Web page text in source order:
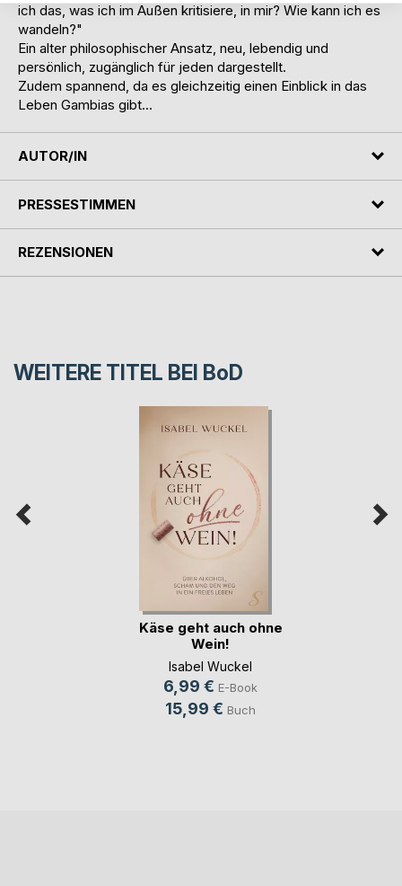
ich das, was ich im Außen kritisiere, in mir? Wie kann ich es
wandeln?"
Ein alter philosophischer Ansatz, neu, lebendig und
persönlich, zugänglich für jeden dargestellt.
Zudem spannend, da es gleichzeitig einen Einblick in das
Leben Gambias gibt...
AUTOR/IN
PRESSESTIMMEN
REZENSIONEN
WEITERE TITEL BEI BoD
Käse geht auch ohne
Wein!
Isabel Wuckel
6,99 € E-Book
15,99 € Buch